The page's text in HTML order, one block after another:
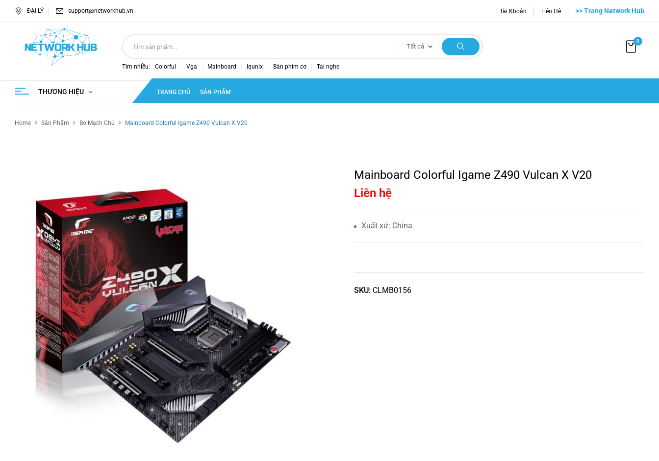
ĐẠI LÝ support@networkhub.vn Tài Khoản Liên Hệ >> Trang Network Hub
Tất cả
Tìm nhiều: Colorful Vga Mainboard Iqunix Bàn phím cơ Tai nghe
0
THƯƠNG HIỆU TRANG CHỦ SẢN PHẨM
Home Sản Phẩm Bo Mạch Chủ Mainboard Colorful Igame Z490 Vulcan X V20
Mainboard Colorful Igame Z490 Vulcan X V20
Liên hệ
Xuất xứ: China
SKU: CLMB0156